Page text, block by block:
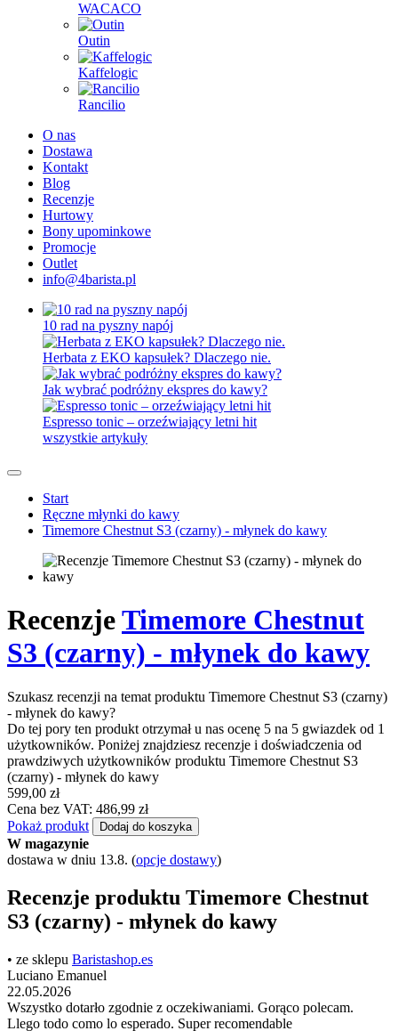
WACACO
Outin
Kaffelogic
Rancilio
O nas
Dostawa
Kontakt
Blog
Recenzje
Hurtowy
Bony upominkowe
Promocje
Outlet
info@4barista.pl
10 rad na pyszny napój
Herbata z EKO kapsułek? Dlaczego nie.
Jak wybrać podróżny ekspres do kawy?
Espresso tonic – orzeźwiający letni hit
wszystkie artykuły
Start
Ręczne młynki do kawy
Timemore Chestnut S3 (czarny) - młynek do kawy
RecenzjeTimemore Chestnut
S3 (czarny) - młynek do kawy
Szukasz recenzji na temat produktu Timemore Chestnut S3 (czarny)
- młynek do kawy?
Do tej pory ten produkt otrzymał u nas ocenę 5 na 5 gwiazdek od 1
użytkowników. Poniżej znajdziesz recenzje i doświadczenia od
prawdziwych użytkowników produktu Timemore Chestnut S3
(czarny) - młynek do kawy
599,00 zł
Cena bez VAT: 486,99 zł
Pokaż produkt
Dodaj do koszyka
W magazynie
dostawa w dniu 13.8. (opcje dostawy)
Recenzje produktu Timemore Chestnut
S3 (czarny) - młynek do kawy
• ze sklepu Baristashop.es
Luciano Emanuel
22.05.2026
Wszystko dotarło zgodnie z oczekiwaniami. Gorąco polecam.
Llego todo como lo esperado. Super recomendable